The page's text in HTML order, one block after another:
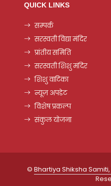
QUICK LINKS
सम्पर्क
सरस्वती विद्या मंदिर
प्रांतीय समिति
सरस्वती शिशु मंदिर
शिशु वाटिका
न्यूज़ अपडेट
विशेष प्रकल्प
संकुल योजना
© Bhartiya Shiksha